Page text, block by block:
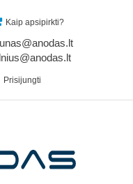
Kaip apsipirkti?
Prisijungti